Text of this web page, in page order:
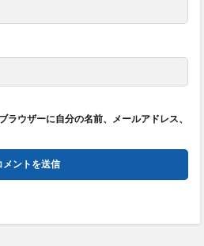
ラウザーに自分の名前、メールアドレス、